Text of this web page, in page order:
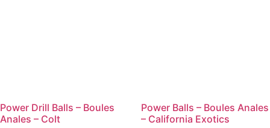
Power Drill Balls – Boules
Anales – Colt
Power Balls – Boules Anales
– California Exotics